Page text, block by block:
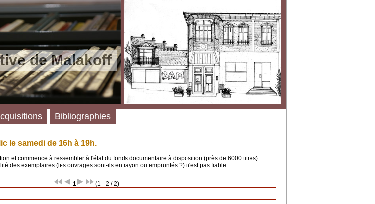
de Malakoff
le samedi de 16h à 19h.
et commence à ressembler à l'état du fonds documentaire à disposition (près de 6000 titres).
des exemplaires (les ouvrages sont-ils en rayon ou empruntés ?) n'est pas fiable.
1
(1 - 2 / 2)
Bibliographies